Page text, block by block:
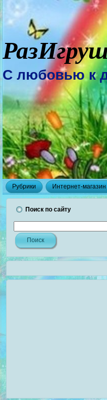
С любовью к
Рубрики Интернет-
Поиск по сайту